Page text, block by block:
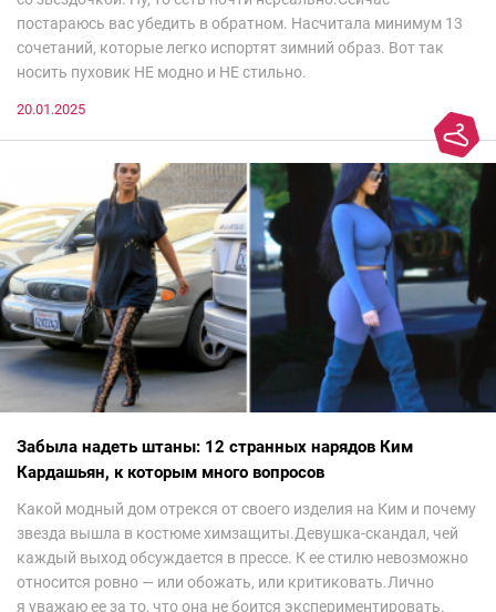
постараюсь вас убедить в обратном. Насчитала минимум 13
сочетаний, которые легко испортят зимний образ. Вот так
носить пуховик НЕ модно и НЕ стильно.
20.01.2025
Забыла надеть штаны: 12 странных нарядов Ким
Кардашьян, к которым много вопросов
Какой модный дом отрекся от своего изделия на Ким и почему
звезда вышла в костюме химзащиты.Девушка-скандал, чей
каждый выход обсуждается в прессе. К ее стилю невозможно
относится ровно — или обожать, или критиковать.Лично
я уважаю ее за то, что она не боится экспериментировать.